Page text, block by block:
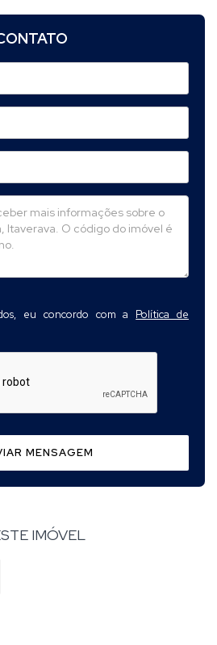
eu concordo com aPolítica de